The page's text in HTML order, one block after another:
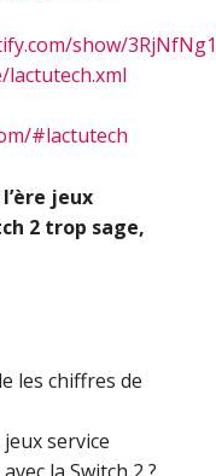
show/
#lactutech
l’ère jeux
2 trop sage,
les chiffres de
service